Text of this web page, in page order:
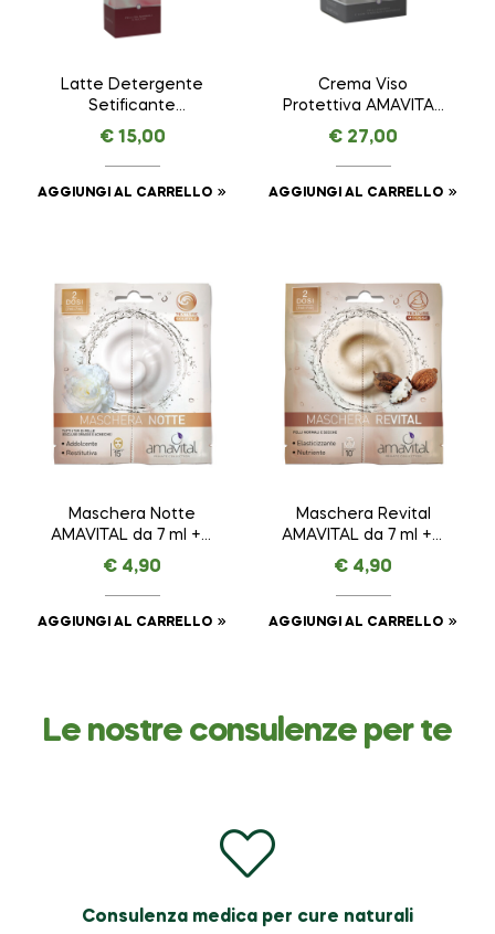
Latte Detergente
Setificante
ESSENTIAL –
AMAVITAL da 150 ml
€15,00
AGGIUNGI AL CARRELLO
Crema Viso
Protettiva AMAVITAL
da 50 ml
€ 27,00
AGGIUNGI AL CARRELLO
Maschera Notte
AMAVITAL da 7 ml + 7
ml
€ 4,90
AGGIUNGI AL CARRELLO
Maschera Revital
AMAVITAL da 7 ml + 7
ml
€ 4,90
AGGIUNGI AL CARRELLO
Le nostre consulenze per te
Consulenza medica per cure naturali